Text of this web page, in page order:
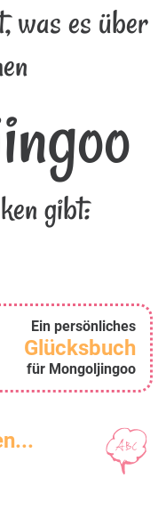
was es über
gibt:
Ein persönliches
Glücksbuch
für Mongoljingoo